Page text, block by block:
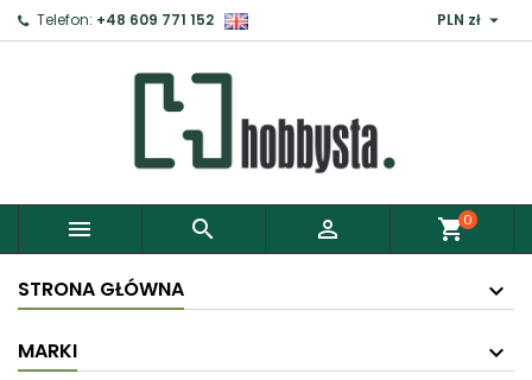
Telefon: +48 609 771 152 PLN zł 
   shopping_cart0
STRONA GŁÓWNA
MARKI